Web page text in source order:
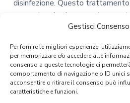
Gestisci
Per fornire le migliori esperienze,
per memorizzare e/o accedere alle
consenso a queste tecnologie ci
comportamento di navigazione o ID unici
acconsentire o ritirare il consenso può
caratteristiche e funzioni.
disinfezione. Questo
concentrarsi solo su una buona
superfici ed eliminazione della
ricambio di persone, ecco che
un trattamento di sanificazione.
In questo modo si ha realmente